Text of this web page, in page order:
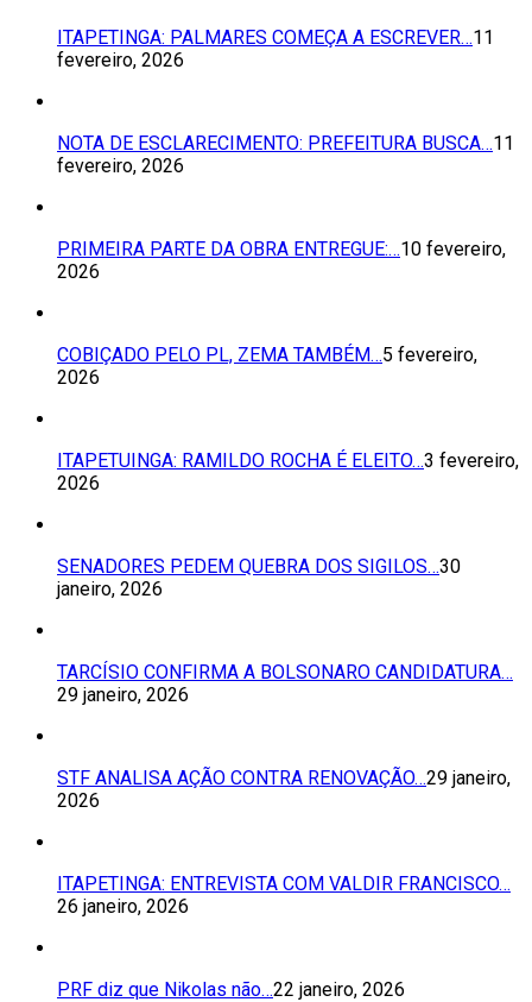
ITAPETINGA: PALMARES COMEÇA A ESCREVER…11
fevereiro, 2026
NOTA DE ESCLARECIMENTO: PREFEITURA BUSCA…11
fevereiro, 2026
PRIMEIRA PARTE DA OBRA ENTREGUE:…10 fevereiro,
2026
COBIÇADO PELO PL, ZEMA TAMBÉM…5 fevereiro,
2026
ITAPETUINGA: RAMILDO ROCHA É ELEITO…3 fevereiro,
2026
SENADORES PEDEM QUEBRA DOS SIGILOS…30
janeiro, 2026
TARCÍSIO CONFIRMA A BOLSONARO CANDIDATURA…
29 janeiro, 2026
STF ANALISA AÇÃO CONTRA RENOVAÇÃO…29 janeiro,
2026
ITAPETINGA: ENTREVISTA COM VALDIR FRANCISCO…
26 janeiro, 2026
PRF diz que Nikolas não…22 janeiro, 2026